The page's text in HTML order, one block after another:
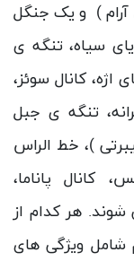
آرام ) و یک جنگل
سیاه، تنگه ی
اژه، کانال سوئز،
تنگه ی جبل
)، خط الراس
کانال پاناما،
شوند. هر کدام از
ویژگی های